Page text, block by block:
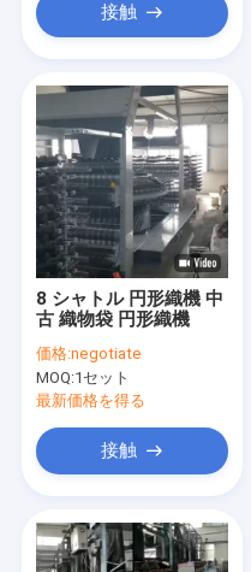
製品
接触
8 シャトル 円形織機 中
古 織物袋 円形織機
価格:negotiate
MOQ:1セット
最新価格を得る
接触